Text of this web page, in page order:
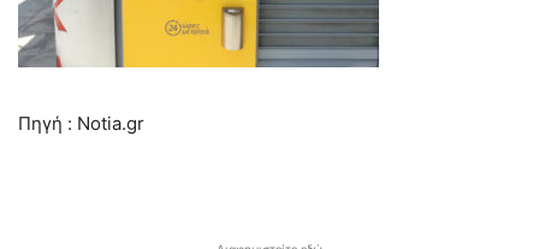
Πηγή : Notia.gr